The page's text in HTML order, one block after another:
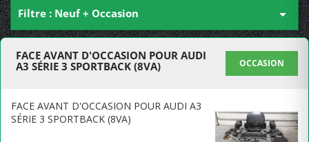
Filtre : Neuf + Occasion 
FACE AVANT D'OCCASION POUR AUDI
A3 SÉRIE 3 SPORTBACK (8VA)
OCCASION
FACE AVANT D'OCCASION POUR AUDI A3
SÉRIE 3 SPORTBACK (8VA)